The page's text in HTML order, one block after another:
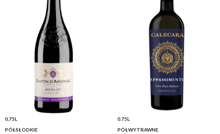
0,75L
PÓŁSŁODKIE
0.75L
PÓŁWYTRAWNE